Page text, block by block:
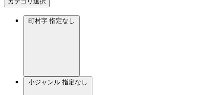
町村字 指定なし
小ジャンル 指定なし